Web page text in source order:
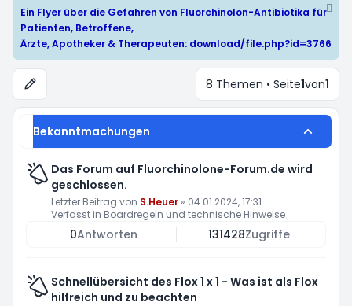
Ein Flyer über die Gefahren von Fluorchinolon-Antibiotika für
Patienten, Betroffene,
Ärzte, Apotheker & Therapeuten: download/file.php?id=3766
8 Themen • Seite1von1
Bekanntmachungen
Das Forum auf Fluorchinolone-Forum.de wird
geschlossen.
Letzter Beitrag von S.Heuer » 04.01.2024, 17:31
Verfasst in Boardregeln und technische Hinweise
0Antworten 131428Zugriffe
Schnellübersicht des Flox 1 x 1 - Was ist als Flox
hilfreich und zu beachten